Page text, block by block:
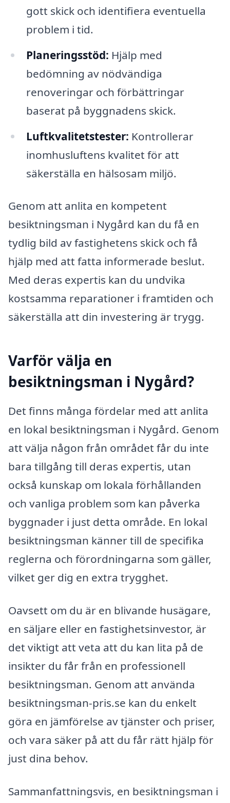
gott skick och identifiera eventuella
problem i tid.
Planeringsstöd: Hjälp med
bedömning av nödvändiga
renoveringar och förbättringar
baserat på byggnadens skick.
Luftkvalitetstester: Kontrollerar
inomhusluftens kvalitet för att
säkerställa en hälsosam miljö.
Genom att anlita en kompetent
besiktningsman i Nygård kan du få en
tydlig bild av fastighetens skick och få
hjälp med att fatta informerade beslut.
Med deras expertis kan du undvika
kostsamma reparationer i framtiden och
säkerställa att din investering är trygg.
Varför välja en
besiktningsman i Nygård?
Det finns många fördelar med att anlita
en lokal besiktningsman i Nygård. Genom
att välja någon från området får du inte
bara tillgång till deras expertis, utan
också kunskap om lokala förhållanden
och vanliga problem som kan påverka
byggnader i just detta område. En lokal
besiktningsman känner till de specifika
reglerna och förordningarna som gäller,
vilket ger dig en extra trygghet.
Oavsett om du är en blivande husägare,
en säljare eller en fastighetsinvestor, är
det viktigt att veta att du kan lita på de
insikter du får från en professionell
besiktningsman. Genom att använda
besiktningsman-pris.se kan du enkelt
göra en jämförelse av tjänster och priser,
och vara säker på att du får rätt hjälp för
just dina behov.
Sammanfattningsvis, en besiktningsman i